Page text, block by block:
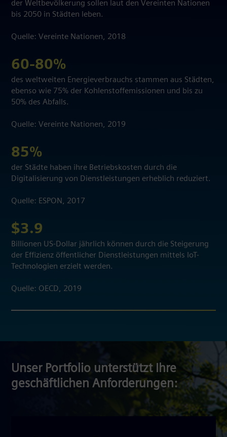
der Weltbevölkerung sollen laut den Vereinten Nationen
bis 2050 in Städten leben.
Quelle: Vereinte Nationen, 2018
60-80%
des weltweiten Energieverbrauchs stammen aus Städten,
ebenso wie 75% der Kohlenstoffemissionen und bis zu
50% des Abfalls.
Quelle: Vereinte Nationen, 2019
85%
der Städte haben ihre Betriebskosten durch die
Digitalisierung von Dienstleistungen erheblich reduziert.
Quelle: ESPON, 2017
$3.9
Billionen US-Dollar jährlich können durch die Steigerung
der Effizienz öffentlicher Dienstleistungen mittels IoT-
Technologien erzielt werden.
Quelle: OECD, 2019
Unser Portfolio unterstützt Ihre
geschäftlichen Anforderungen: